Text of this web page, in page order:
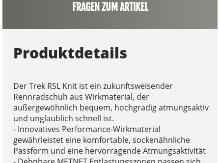
FRAGEN ZUM ARTIKEL
Produktdetails
Der Trek RSL Knit ist ein zukunftsweisender
Rennradschuh aus Wirkmaterial, der
außergewöhnlich bequem, hochgradig atmungsaktiv
und unglaublich schnell ist.
- Innovatives Performance-Wirkmaterial
gewährleistet eine komfortable, sockenähnliche
Passform und eine hervorragende Atmungsaktivität